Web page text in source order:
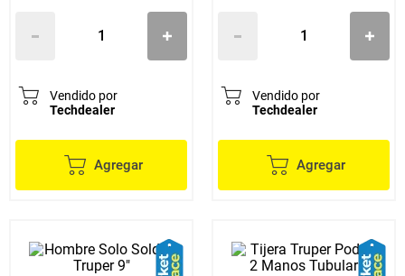
Vendido por
Techdealer
Agregar
Vendido por
Techdealer
Agregar